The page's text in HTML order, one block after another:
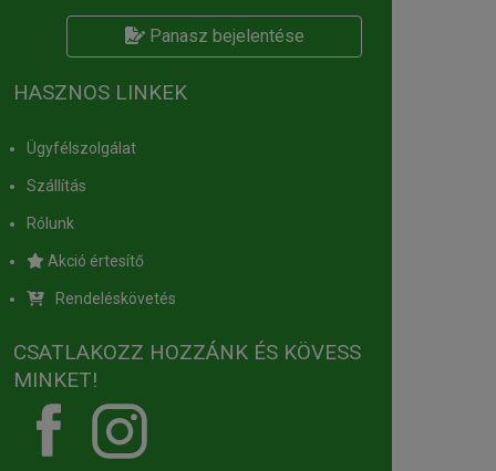
Panasz bejelentése
HASZNOS LINKEK
Ügyfélszolgálat
Szállítás
Rólunk
Akció értesítő
Rendeléskövetés
CSATLAKOZZ HOZZÁNK ÉS KÖVESS
MINKET!